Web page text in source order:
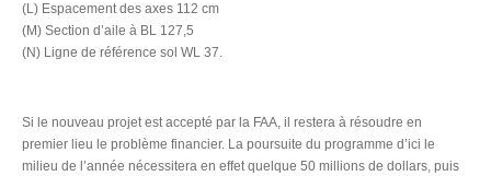
(L) Espacement des axes 112 cm
(M) Section d’aile à BL 127,5
(N) Ligne de référence sol WL 37.
Si le nouveau projet est accepté par la FAA, il restera à résoudre en
premier lieu le problème financier. La poursuite du programme d’ici le
milieu de l’année nécessitera en effet quelque 50 millions de dollars, puis